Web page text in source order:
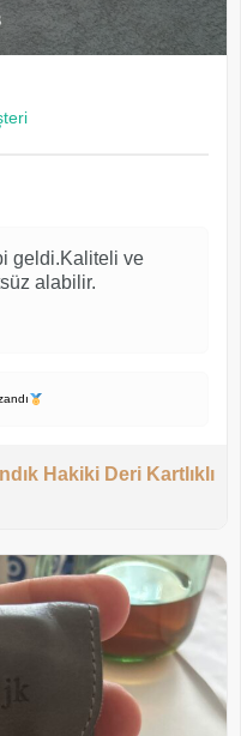
geldi.Kaliteli ve
alabilir.
Hakiki Deri Kartlıklı